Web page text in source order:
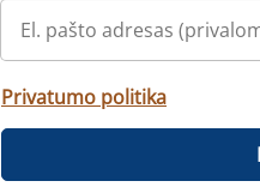
Privatumo politika